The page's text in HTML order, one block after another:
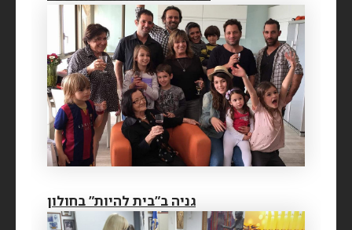
גניה ב”בית להיות” בחולון